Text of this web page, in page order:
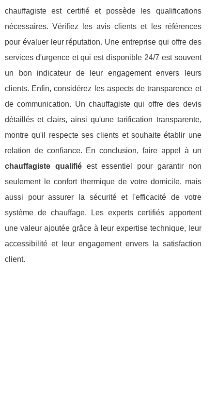
chauffagiste est certifié et possède les qualifications
nécessaires. Vérifiez les avis clients et les références
pour évaluer leur réputation. Une entreprise qui offre des
services d'urgence et qui est disponible 24/7 est souvent
un bon indicateur de leur engagement envers leurs
clients. Enfin, considérez les aspects de transparence et
de communication. Un chauffagiste qui offre des devis
détaillés et clairs, ainsi qu'une tarification transparente,
montre qu'il respecte ses clients et souhaite établir une
relation de confiance. En conclusion, faire appel à un
chauffagiste qualifiéest essentiel pour garantir non
seulement le confort thermique de votre domicile, mais
aussi pour assurer la sécurité et l'efficacité de votre
système de chauffage. Les experts certifiés apportent
une valeur ajoutée grâce à leur expertise technique, leur
accessibilité et leur engagement envers la satisfaction
client.